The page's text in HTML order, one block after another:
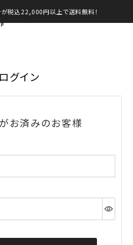
税込22,000円以上で送料無料！
ログイン
お済みのお客様